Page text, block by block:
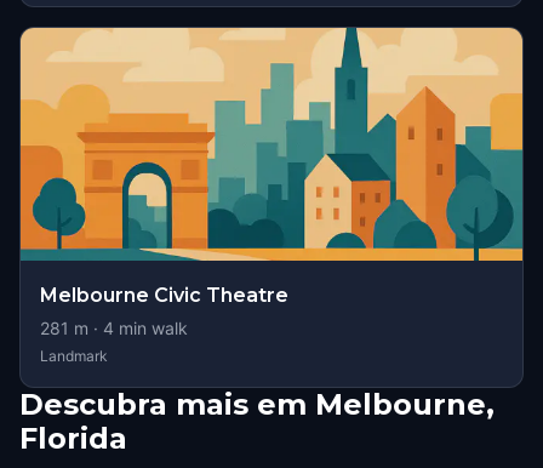
Melbourne Civic Theatre
281 m · 4 min walk
Landmark
Descubra mais em Melbourne,
Florida